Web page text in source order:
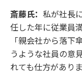
斎藤氏： 私が社長
任した年に従業員
「親会社から落
うような社員の意
れても仕方があり